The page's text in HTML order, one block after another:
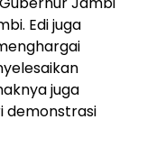
Edi juga
juga
demonstrasi